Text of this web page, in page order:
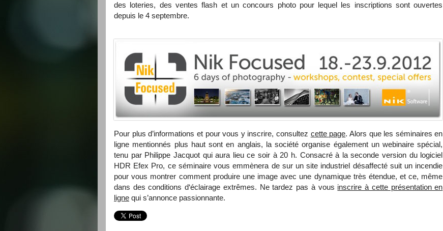
des loteries, des ventes flash et un concours photo pour lequel les inscriptions sont ouvertes
depuis le 4 septembre.
Pour plus d’informations et pour vous y inscrire, consultez cette page. Alors que les séminaires en
ligne mentionnés plus haut sont en anglais, la société organise également un webinaire spécial,
tenu par Philippe Jacquot qui aura lieu ce soir à 20 h. Consacré à la seconde version du logiciel
HDR Efex Pro, ce séminaire vous emmènera de sur un site industriel désaffecté suit un incendie
pour vous montrer comment produire une image avec une dynamique très étendue, et ce, même
dans des conditions d‘éclairage extrêmes. Ne tardez pas à vous inscrire à cette présentation en
ligne qui s’annonce passionnante.